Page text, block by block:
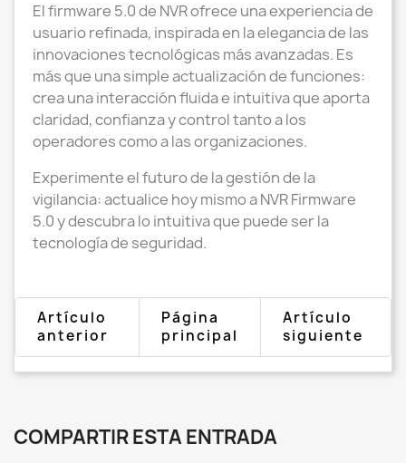
El firmware 5.0 de NVR ofrece una experiencia de
usuario refinada, inspirada en la elegancia de las
innovaciones tecnológicas más avanzadas. Es
más que una simple actualización de funciones:
crea una interacción fluida e intuitiva que aporta
claridad, confianza y control tanto a los
operadores como a las organizaciones.
Experimente el futuro de la gestión de la
vigilancia: actualice hoy mismo a NVR Firmware
5.0 y descubra lo intuitiva que puede ser la
tecnología de seguridad.
Artículo
anterior
Página
principal
Artículo
siguiente
COMPARTIR ESTA ENTRADA